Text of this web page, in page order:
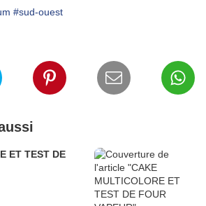
#sud-ouest
ET TEST DE